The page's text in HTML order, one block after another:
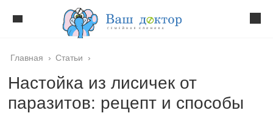
Главная › Статьи ›
Настойка из лисичек от
паразитов: рецепт и способы